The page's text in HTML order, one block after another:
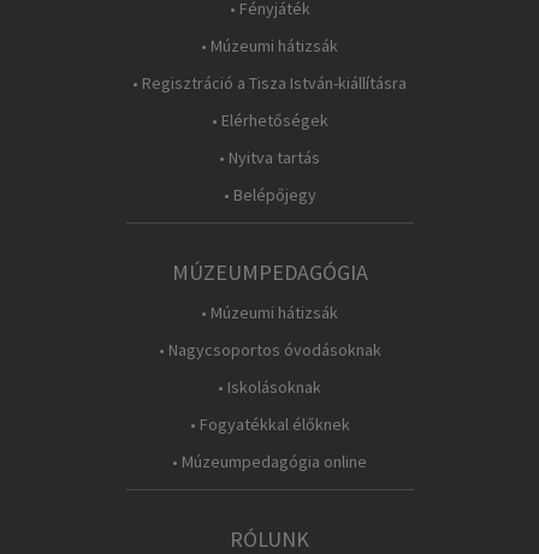
• Fényjáték
• Múzeumi hátizsák
• Regisztráció a Tisza István-kiállításra
• Elérhetőségek
• Nyitva tartás
• Belépőjegy
MÚZEUMPEDAGÓGIA
• Múzeumi hátizsák
• Nagycsoportos óvodásoknak
• Iskolásoknak
• Fogyatékkal élőknek
• Múzeumpedagógia online
RÓLUNK